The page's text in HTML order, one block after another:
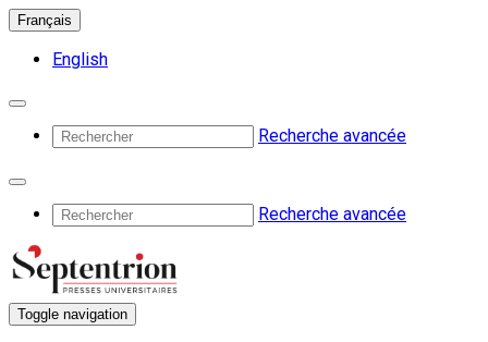
Français
English
Recherche avancée
Recherche avancée
Toggle navigation